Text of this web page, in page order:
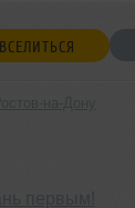
ВСЕЛИТЬСЯ